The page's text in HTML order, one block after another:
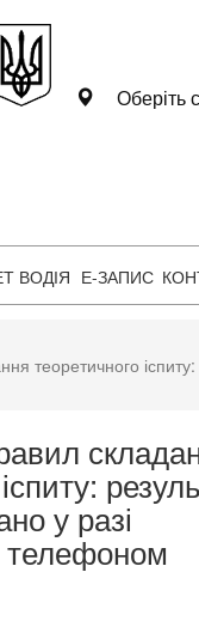
Оберіть
ВОДІЯ Е-ЗАПИС
теоретичного
у разі
телефоном